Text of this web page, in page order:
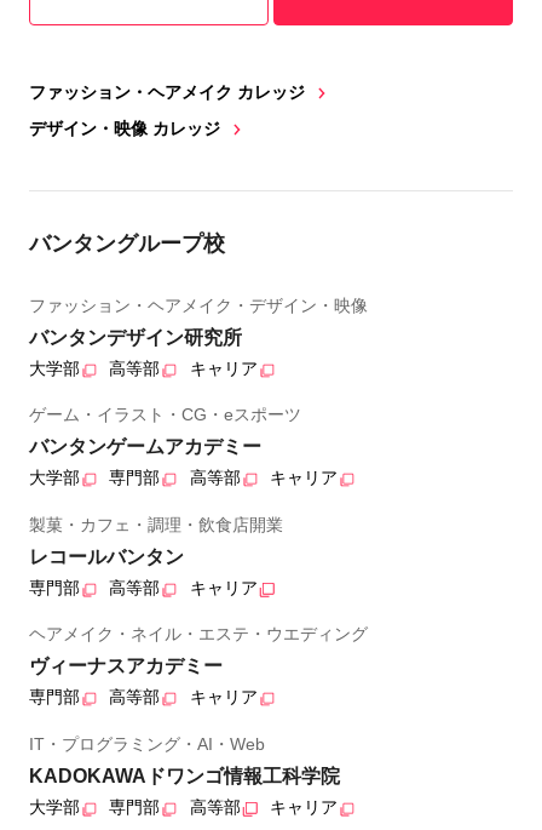
ファッション・ヘアメイク カレッジ
デザイン・映像 カレッジ
バンタングループ校
ファッション・ヘアメイク・デザイン・映像
バンタンデザイン研究所
大学部 高等部 キャリア
ゲーム・イラスト・CG・eスポーツ
バンタンゲームアカデミー
大学部 専門部 高等部 キャリア
製菓・カフェ・調理・飲食店開業
レコールバンタン
専門部 高等部 キャリア
ヘアメイク・ネイル・エステ・ウエディング
ヴィーナスアカデミー
専門部 高等部 キャリア
IT・プログラミング・AI・Web
KADOKAWAドワンゴ情報工科学院
大学部 専門部 高等部 キャリア